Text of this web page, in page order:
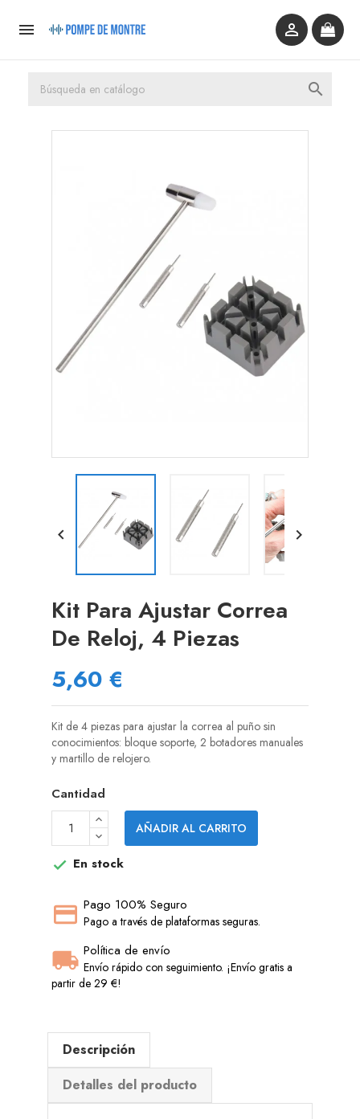
 

 
Kit Para Ajustar Correa
De Reloj, 4 Piezas
5,60 €
Kit de 4 piezas para ajustar la correa al puño sin
conocimientos: bloque soporte, 2 botadores manuales
y martillo de relojero.
Cantidad
AÑADIR AL CARRITO
 En stock
Pago 100% Seguro
Pago a través de plataformas seguras.
Política de envío
Envío rápido con seguimiento. ¡Envío gratis a
partir de 29 €!
Descripción
Detalles del producto